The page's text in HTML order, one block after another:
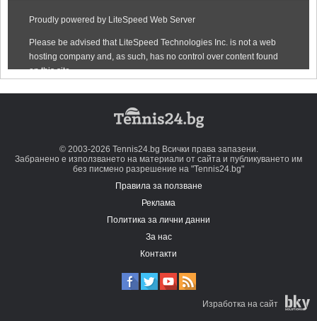
© 2003-2026 Tennis24.bg Всички права запазени.
Забранено е използването на материали от сайта и публикуването им
без писмено разрешение на "Tennis24.bg"
Правила за ползване
Реклама
Политика за лични данни
За нас
Контакти
Изработка на сайт